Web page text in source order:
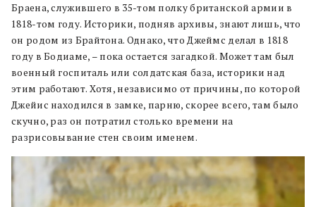
Браена, служившего в 35-том полку британской армии в
1818-том году. Историки, подняв архивы, знают лишь, что
он родом из Брайтона. Однако, что Джеймс делал в 1818
году в Бодиаме, – пока остается загадкой. Может там был
военный госпиталь или солдатская база, историки над
этим работают. Хотя, независимо от причины, по которой
Джейис находился в замке, парню, скорее всего, там было
скучно, раз он потратил столько времени на
разрисовывание стен своим именем.